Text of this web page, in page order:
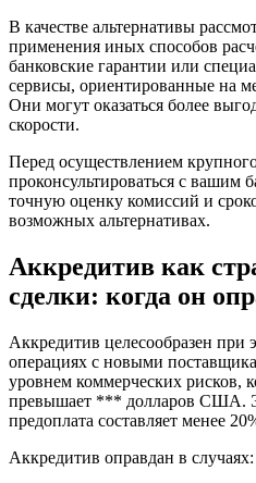
В качестве альтернативы
применения иных способов
банковские гарантии или
сервисы, ориентированные на
Они могут оказаться более
скорости.
Перед осуществлением
проконсультироваться с вашим
точную оценку комиссий и
возможных альтернативах.
Аккредитив как
сделки: когда он
Аккредитив целесообразен при
операциях с новыми
уровнем коммерческих рисков,
превышает *** долларов США.
предоплата составляет менее
Аккредитив оправдан в случаях: